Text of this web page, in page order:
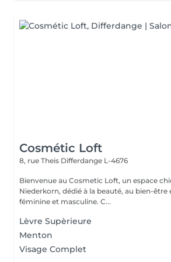
Cosmétic Loft
8, rue Theis Differdange L-4676
Bienvenue au Cosmetic Loft, un espace
Niederkorn, dédié à la beauté, au bien-être
féminine et masculine. C...
Lèvre Supèrieure
Menton
Visage Complet